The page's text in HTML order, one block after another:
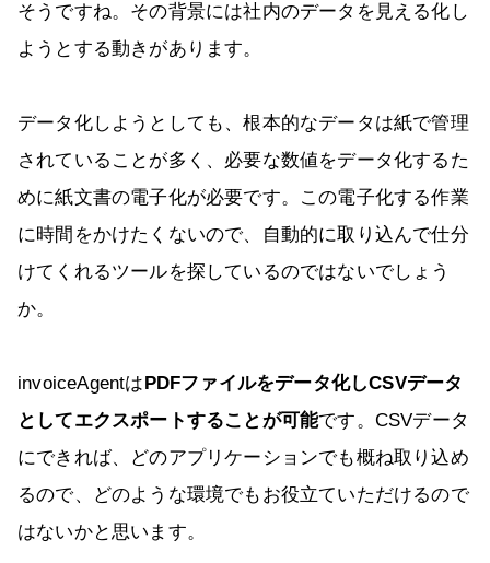
そうですね。その背景には社内のデータを見える化し
ようとする動きがあります。
データ化しようとしても、根本的なデータは紙で管理
されていることが多く、必要な数値をデータ化するた
めに紙文書の電子化が必要です。この電子化する作業
に時間をかけたくないので、自動的に取り込んで仕分
けてくれるツールを探しているのではないでしょう
か。
invoiceAgentは PDFファイルをデータ化しCSVデータ
としてエクスポートすることが可能です。CSVデータ
にできれば、どのアプリケーションでも概ね取り込め
るので、どのような環境でもお役立ていただけるので
はないかと思います。